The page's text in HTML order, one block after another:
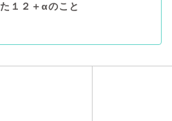
た１２＋αのこと